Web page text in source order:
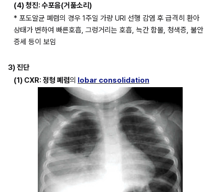
(4) 청진: 수포음(거품소리)
* 포도알균 폐렴의 경우 1주일 가량 URI 선행 감염 후 급격히 환아
상태가 변하여 빠른호흡, 그렁거리는 호흡, 늑간 함몰, 청색증, 불안
증세 등이 보임
3) 진단
(1) CXR: 정형 폐렴의 lobar consolidation